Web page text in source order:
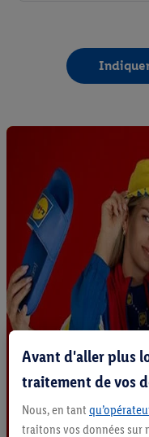
Avant d'aller plus
traitement de vos
Nous, en tant
traitons vos données sur